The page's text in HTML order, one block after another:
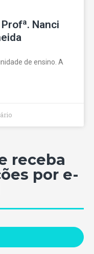
Nanci
de ensino. A
receba
por e-